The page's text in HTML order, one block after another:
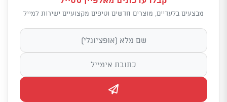
מבצעים בלעדיים, מוצרים חדשים וטיפים מקצועיים ישירות למייל